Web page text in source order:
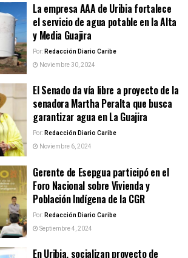
La empresa AAA de Uribia fortalece
el servicio de agua potable en la Alta
y Media Guajira
Por:Redacción Diario Caribe
Noviembre 30, 2024
El Senado da vía libre a proyecto de la
senadora Martha Peralta que busca
garantizar agua en La Guajira
Por:Redacción Diario Caribe
Noviembre 6, 2024
Gerente de Esepgua participó en el
Foro Nacional sobre Vivienda y
Población Indígena de la CGR
Por:Redacción Diario Caribe
Septiembre 4, 2024
En Uribia, socializan proyecto de